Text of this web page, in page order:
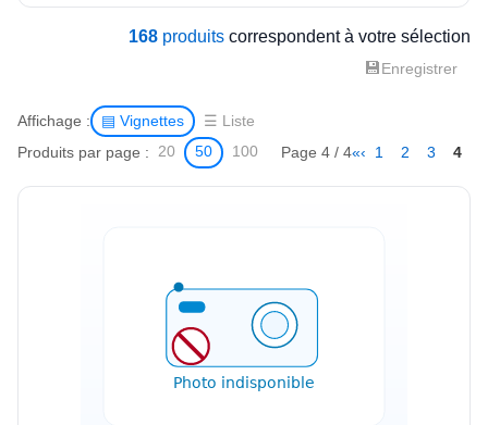
168 produits correspondent à votre sélection
💾Enregistrer
Affichage : ▤ Vignettes ☰ Liste
Produits par page : 20 50 100 Page 4 / 4«‹ 1 2 3 4